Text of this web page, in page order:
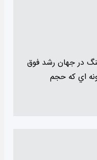
در جهان رشد فوق
اي كه حجم